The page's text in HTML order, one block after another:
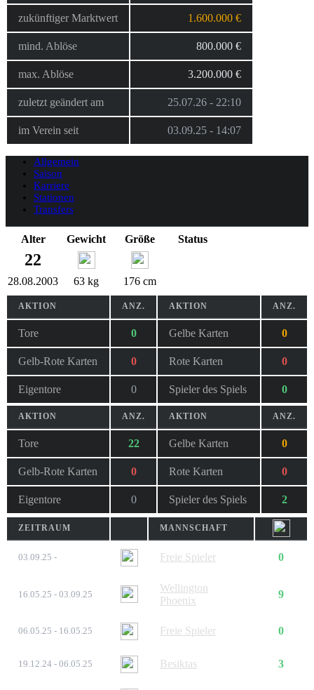
zukünftiger Marktwert 1.600.000 €
mind. Ablöse 800.000 €
max. Ablöse 3.200.000 €
zuletzt geändert am 25.07.26 - 22:10
im Verein seit 03.09.25 - 14:07
Allgemein
Saison
Karriere
Stationen
Transfers
Alter
22
28.08.2003
Gewicht
63 kg
Größe
176 cm
Status
AKTION ANZ. AKTION ANZ.
Tore 0 Gelbe Karten 0
Gelb-Rote Karten 0 Rote Karten 0
Eigentore 0 Spieler des Spiels 0
AKTION ANZ. AKTION ANZ.
Tore 22 Gelbe Karten 0
Gelb-Rote Karten 0 Rote Karten 0
Eigentore 0 Spieler des Spiels 2
ZEITRAUM MANNSCHAFT
03.09.25 - Freie Spieler 0
16.05.25 - 03.09.25
Wellington
Phoenix
9
06.05.25 - 16.05.25 Freie Spieler 0
19.12.24 - 06.05.25 Besiktas 3